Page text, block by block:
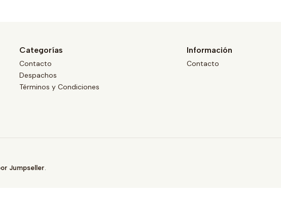
Categorías
Contacto
Despachos
Términos y Condiciones
Información
Contacto
Jumpseller.